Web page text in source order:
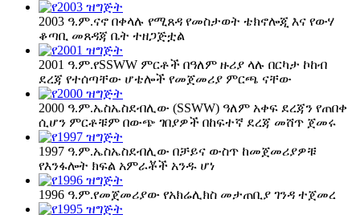
2003 ዓ.ም.ናኖ በቀላሉ የሚጸዳ የመስታወት ቴክኖሎጂ እና የውሃ
ቆጣቢ መጸዳጃ ቤት ተዘጋጅቷል
2001 ዓ.ም.የSSWW ምርቶች በዓለም ዙሪያ ላሉ በርካታ ኮከብ
ደረጃ የተሰጣቸው ሆቴሎች የመጀመሪያ ምርጫ ናቸው
2000 ዓ.ም.ኤስኤስደብሊው (SSWW) ዓለም አቀፍ ደረጃን የጠበቀ
ሲሆን ምርቶቹም በውጭ ገበያዎች በከፍተኛ ደረጃ መሸጥ ጀመሩ
1997 ዓ.ም.ኤስኤስደብሊው በቻይና ውስጥ ከመጀመሪያዎቹ
የእንፋሎት ክፍል አምራቾች አንዱ ሆነ
1996 ዓ.ም.የመጀመሪያው የአክሬሊክስ መታጠቢያ ገንዳ ተጀመረ